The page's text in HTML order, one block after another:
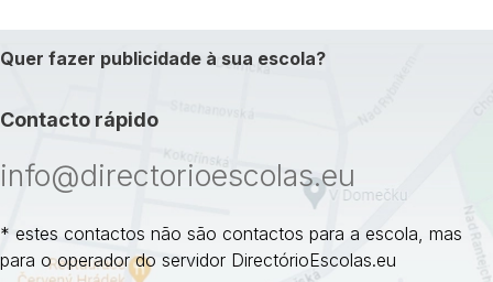
Quer fazer publicidade à sua escola?
Contacto rápido
info@directorioescolas.eu
* estes contactos não são contactos para a escola, mas
para o operador do servidor DirectórioEscolas.eu